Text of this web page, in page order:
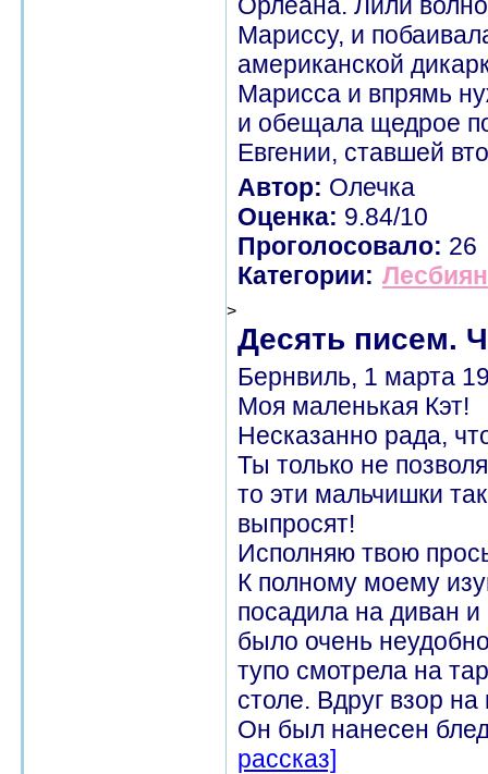
Мариссу, и
американской
Марисса и впрямь
и обещала щедрое
Евгении, ставшей
Автор: Олечка
Оценка: 9.84/10
Проголосовало: 26
Категории:
>
Десять писем.
Бернвиль, 1 марта
Моя маленькая Кэт!
Несказанно рада,
Ты только не
то эти мальчишки
выпросят!
Исполняю твою
К полному моему
посадила на диван
было очень
тупо смотрела на
столе. Вдруг взор
Он был нанесен
рассказ]